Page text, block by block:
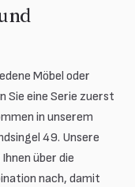
Möbel oder
Sie eine Serie zuerst
in unserem
49. Unsere
über die
nach, damit